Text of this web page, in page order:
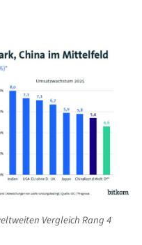
Vergleich Rang 4